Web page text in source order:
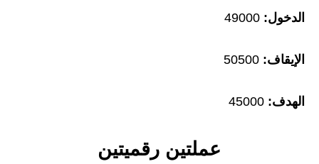
الدخول:49000
الإيقاف:50500
الهدف:45000
عملتين رقميتين